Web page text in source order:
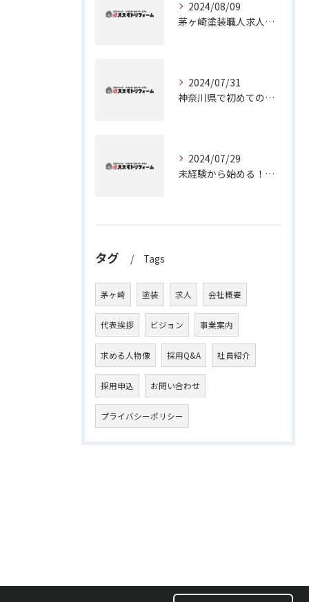
2024/08/09
茅ヶ崎塗装職人求人：神奈川県で理想のキャリアを築くチャンス
2024/07/31
神奈川県で初めての外壁塗装に挑戦！成功のためのステップガイド
2024/07/29
未経験から始める！茅ヶ崎で塗装職人としてのキャリアアップ
タグ Tags
茅ヶ崎 塗装 求人 会社概要
代表挨拶 ビジョン 事業案内
求める人物像 採用Q&A 社員紹介
採用申込 お問い合わせ
プライバシーポリシー